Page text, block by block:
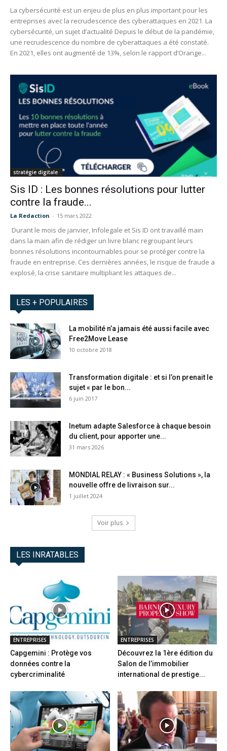
La cybersécurité est un enjeu de plus en plus important pour les
entreprises avec la recrudescence des cyberattaques en 2021. La
cybersécurité, un sujet d’actualité Depuis le début de la pandémie,
une recrudescence du nombre de cyberattaques a été constaté.
En 2021, elles ont augmenté de 13%, selon le rapport d’Orange...
stratégie digitale
Sis ID : Les bonnes résolutions pour lutter
contre la fraude...
La Redaction - 15 mars 2022
Durant le mois de janvier, Infolegale et Sis ID ont travaillé main
dans la main afin de rédiger un livre blanc regroupant leurs
bonnes résolutions incontournables pour se protéger contre la
fraude en entreprise. Ces dernières années, le risque de fraude a
explosé, la crise sanitaire multipliant les attaques de...
LES + POPULAIRES
La mobilité n’a jamais été aussi facile avec
Free2Move Lease
10 octobre 2018
Transformation digitale : et si l’on prenait le
sujet « par le bon...
6 juin 2017
Inetum adapte Salesforce à chaque besoin
du client, pour apporter une...
31 mars 2026
MONDIAL RELAY : « Business Solutions », la
nouvelle offre de livraison sur...
1 juillet 2024
Voir plus
LES INRATABLES
ENTREPRISES
Capgemini : Protège vos
données contre la
cybercriminalité
ENTREPRISES
Découvrez la 1ère édition du
Salon de l’immobilier
international de prestige...